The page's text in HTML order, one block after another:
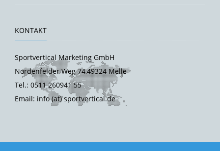
KONTAKT
Sportvertical Marketing GmbH
Nordenfelder Weg 74,49324 Melle
Tel.: 0511 260941 55
Email: info (at) sportvertical.de